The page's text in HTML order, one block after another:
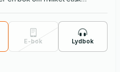
og menneskets arroganse i
bok med svært mange
E-bok Lydbok